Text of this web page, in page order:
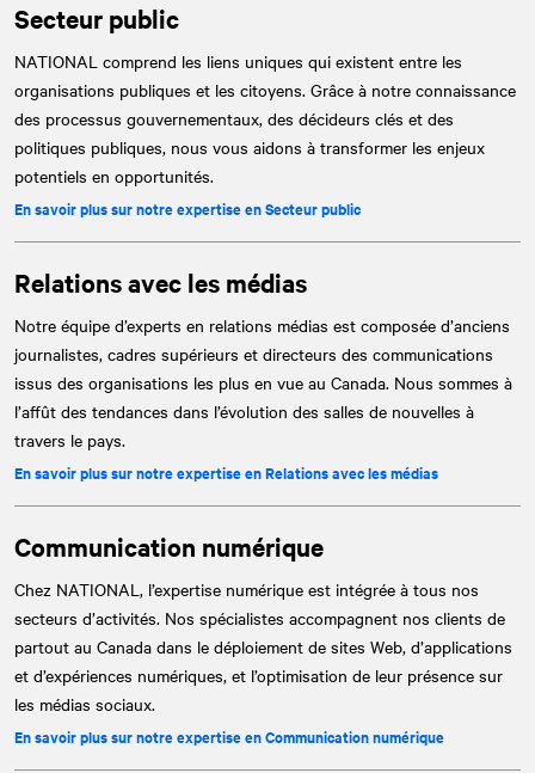
Secteur public
NATIONAL comprend les liens uniques qui existent entre les
organisations publiques et les citoyens. Grâce à notre connaissance
des processus gouvernementaux, des décideurs clés et des
politiques publiques, nous vous aidons à transformer les enjeux
potentiels en opportunités.
En savoir plus sur notre expertise en Secteur public
Relations avec les médias
Notre équipe d’experts en relations médias est composée d’anciens
journalistes, cadres supérieurs et directeurs des communications
issus des organisations les plus en vue au Canada. Nous sommes à
l’affût des tendances dans l’évolution des salles de nouvelles à
travers le pays.
En savoir plus sur notre expertise en Relations avec les médias
Communication numérique
Chez NATIONAL, l’expertise numérique est intégrée à tous nos
secteurs d’activités. Nos spécialistes accompagnent nos clients de
partout au Canada dans le déploiement de sites Web, d’applications
et d’expériences numériques, et l’optimisation de leur présence sur
les médias sociaux.
En savoir plus sur notre expertise en Communication numérique